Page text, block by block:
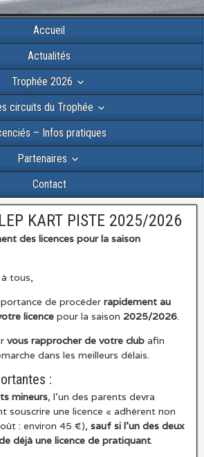
Accueil
Actualités
Trophée 2026
circuits du Trophée
– Infos pratiques
Partenaires
Contact
KART PISTE 2025/2026
des licences pour la saison
tous,
de procéder rapidement au
licence pour la saison 2025/2026.
vous rapprocher de votre club afin
dans les meilleurs délais.
:
mineurs, l’un des parents devra
souscrire une licence « adhérent non
: environ 45 €), sauf si l’un des deux
déjà une licence de pratiquant.